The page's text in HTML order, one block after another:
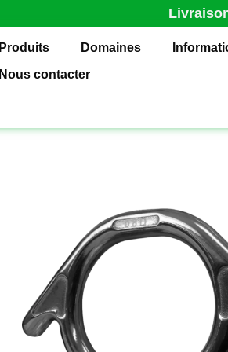
Produits Domaines
Nous contacter